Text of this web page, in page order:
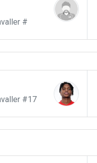
#
#17